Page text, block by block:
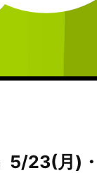
5/23(月)